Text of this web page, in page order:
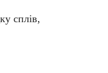
сплів,